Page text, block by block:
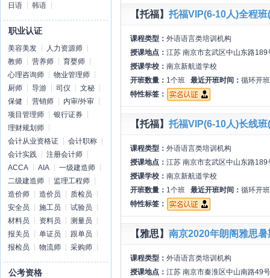
日语
韩语
职业认证
美容美发
人力资源师
教师
营养师
育婴师
心理咨询师
物业管理师
厨师
导游 司仪
文秘
保健
营销师
内审/外审
项目管理师
银行证券
理财规划师
会计从业资格证
会计职称
会计实践
注册会计师
ACCA
AIA
一级建造师
二级建造师
监理工程师
造价师
造价员
质检员
安全员
施工员
试验员
材料员
资料员
测量员
报关员
单证员
跟单员
报检员
物流师 采购师
公考资格
【托福】 托福VIP(6-10人)全程
课程类型： 外语语言类培训机构
授课地点： 江苏 南京市玄武区中山东路
授课学校： 南京新航道学校
开班数量： 1个班 最近开班时间： 循环开班
特性标签：
【托福】 托福VIP(6-10人)长线
课程类型： 外语语言类培训机构
授课地点： 江苏 南京市玄武区中山东路
授课学校： 南京新航道学校
开班数量： 1个班 最近开班时间： 循环开班
特性标签：
【雅思】 南京2020年朗阁雅思
课程类型： 外语语言类培训机构
授课地点： 江苏 南京市秦淮区中山南路49